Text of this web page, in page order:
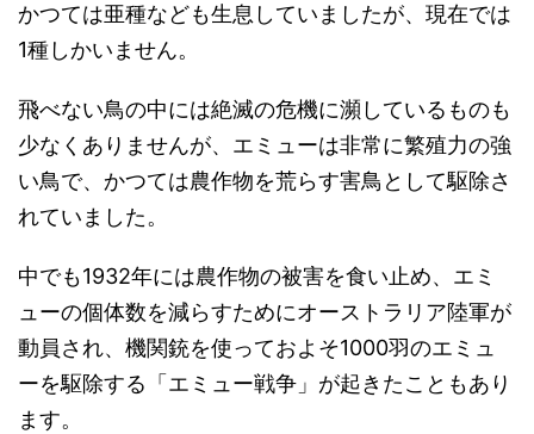
かつては亜種なども生息していましたが、現在では
1種しかいません。
飛べない鳥の中には絶滅の危機に瀕しているものも
少なくありませんが、エミューは非常に繁殖力の強
い鳥で、かつては農作物を荒らす害鳥として駆除さ
れていました。
中でも1932年には農作物の被害を食い止め、エミ
ューの個体数を減らすためにオーストラリア陸軍が
動員され、機関銃を使っておよそ1000羽のエミュ
ーを駆除する「エミュー戦争」が起きたこともあり
ます。